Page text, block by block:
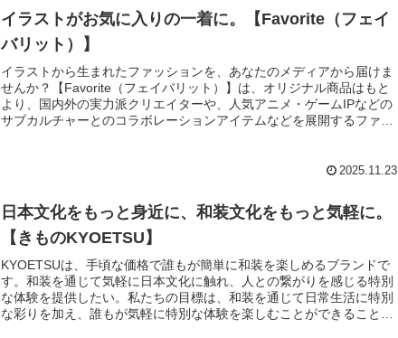
ちゃんが背負うのにも負担が少なく、お祝いの後に分けやすいと好評
イラストがお気に入りの一着に。【Favorite（フェイ
バリット）】
イラストから生まれたファッションを、あなたのメディアから届けま
せんか？【Favorite（フェイバリット）】は、オリジナル商品はもと
より、国内外の実力派クリエイターや、人気アニメ・ゲームIPなどの
サブカルチャーとのコラボレーションアイテムなどを展開するファッ
注生産のアイテムとなりますので、「ここでしか手に入らない」特別
ート志向のユーザーを中心に、「自分らしさを表現したい」「本当に
好きなものを身につけたい」という強いニーズに応えられる点が、
Favorite最大の魅力です。またブランド公式SNSの各フォロワー数が
一定数いるのも魅力の一つです。
2025.11.23
日本文化をもっと身近に、和装文化をもっと気軽に。
【きものKYOETSU】
KYOETSUは、手頃な価格で誰もが簡単に和装を楽しめるブランドで
す。和装を通じて気軽に日本文化に触れ、人との繋がりを感じる特別
な体験を提供したい。私たちの目標は、和装を通じて日常生活に特別
な彩りを加え、誰もが気軽に特別な体験を楽しむことができること。